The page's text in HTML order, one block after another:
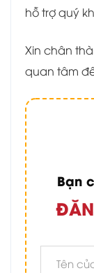
hỗ trợ quý
Xin chân
quan tâm
Bạn